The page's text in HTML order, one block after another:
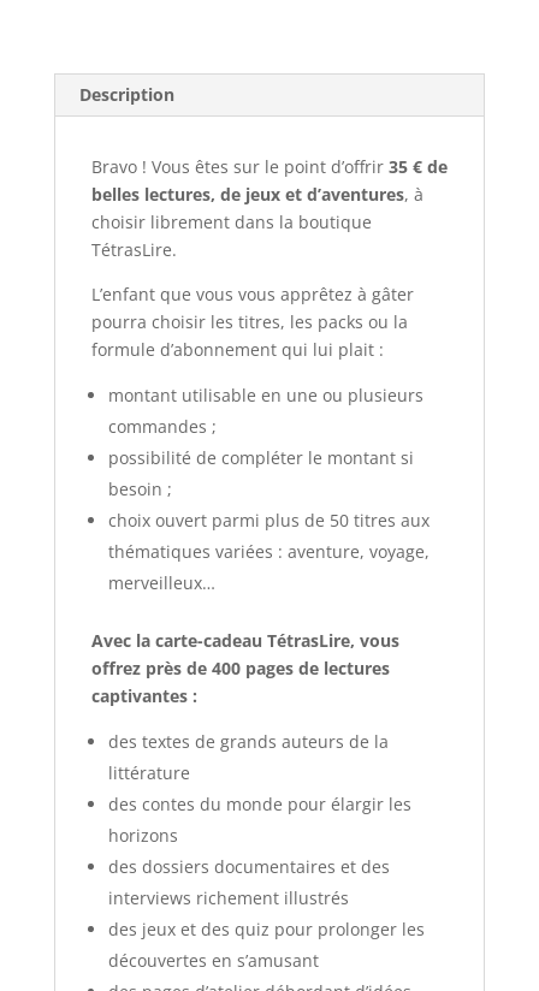
-
35€Description
Bravo ! Vous êtes sur le point d’offrir 35 € de
belles lectures, de jeux et d’aventures, à
choisir librement dans la boutique
TétrasLire.
L’enfant que vous vous apprêtez à gâter
pourra choisir les titres, les packs ou la
formule d’abonnement qui lui plait :
montant utilisable en une ou plusieurs
commandes ;
possibilité de compléter le montant si
besoin ;
choix ouvert parmi plus de 50 titres aux
thématiques variées : aventure, voyage,
merveilleux…
Avec la carte-cadeau TétrasLire, vous
offrez près de 400 pages de lectures
captivantes :
des textes de grands auteurs de la
littérature
des contes du monde pour élargir les
horizons
des dossiers documentaires et des
interviews richement illustrés
des jeux et des quiz pour prolonger les
découvertes en s’amusant